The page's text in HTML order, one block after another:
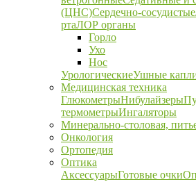
(ЦНС)Сердечно-сосудистые
ртаЛОР органы
Горло
Ухо
Нос
УрологическиеУшные
Медицинская техника
ГлюкометрыНибулайзеры
термометрыИнгаляторы
Минерально-столовая,
Онкология
Ортопедия
Оптика
АксессуарыГотовые очки